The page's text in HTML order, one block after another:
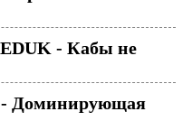
- Кабы не
- Доминирующая